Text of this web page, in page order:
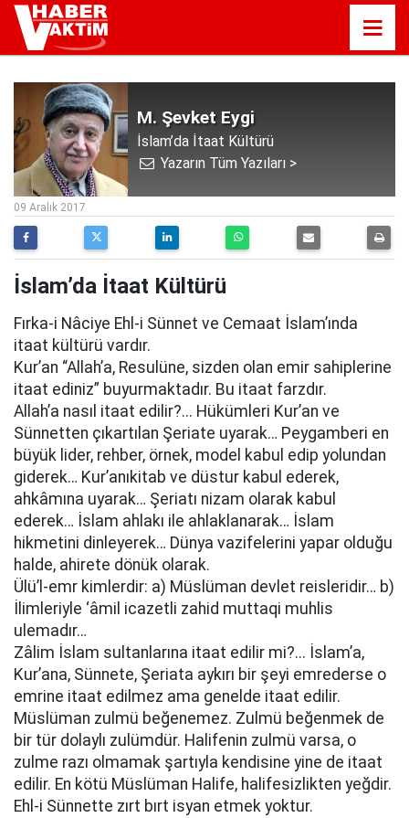
M. Şevket Eygi
İslam’da İtaat Kültürü
Yazarın Tüm Yazıları >
08:19
09 Aralık 2017
İslam’da İtaat Kültürü
Fırka-i Nâciye Ehl-i Sünnet ve Cemaat İslam’ında
itaat kültürü vardır.
Kur’an “Allah’a, Resulüne, sizden olan emir sahiplerine
itaat ediniz” buyurmaktadır. Bu itaat farzdır.
Allah’a nasıl itaat edilir?... Hükümleri Kur’an ve
Sünnetten çıkartılan Şeriate uyarak… Peygamberi en
büyük lider, rehber, örnek, model kabul edip yolundan
giderek… Kur’anıkitab ve düstur kabul ederek,
ahkâmına uyarak… Şeriatı nizam olarak kabul
ederek… İslam ahlakı ile ahlaklanarak… İslam
hikmetini dinleyerek… Dünya vazifelerini yapar olduğu
halde, ahirete dönük olarak.
Ülü’l-emr kimlerdir: a) Müslüman devlet reisleridir… b)
İlimleriyle ‘âmil icazetli zahid muttaqi muhlis
ulemadır…
Zâlim İslam sultanlarına itaat edilir mi?... İslam’a,
Kur’ana, Sünnete, Şeriata aykırı bir şeyi emrederse o
emrine itaat edilmez ama genelde itaat edilir.
Müslüman zulmü beğenemez. Zulmü beğenmek de
bir tür dolaylı zulümdür. Halifenin zulmü varsa, o
zulme razı olmamak şartıyla kendisine yine de itaat
edilir. En kötü Müslüman Halife, halifesizlikten yeğdir.
Ehl-i Sünnette zırt bırt isyan etmek yoktur.